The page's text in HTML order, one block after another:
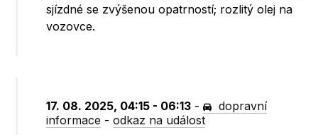
sjízdné se zvýšenou opatrností; rozlitý olej na
vozovce.
17. 08. 2025, 04:15 - 06:13 -
dopravní
informace -odkaz na událost